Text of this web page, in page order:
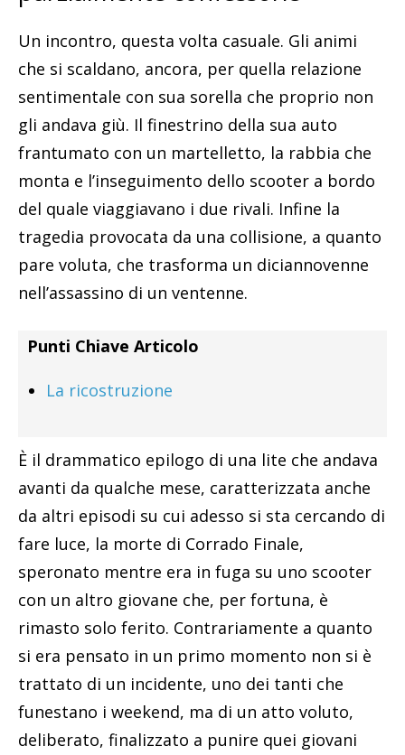
Un incontro, questa volta casuale. Gli animi
che si scaldano, ancora, per quella relazione
sentimentale con sua sorella che proprio non
gli andava giù. Il finestrino della sua auto
frantumato con un martelletto, la rabbia che
monta e l’inseguimento dello scooter a bordo
del quale viaggiavano i due rivali. Infine la
tragedia provocata da una collisione, a quanto
pare voluta, che trasforma un diciannovenne
nell’assassino di un ventenne.
Punti Chiave Articolo
La ricostruzione
È il drammatico epilogo di una lite che andava
avanti da qualche mese, caratterizzata anche
da altri episodi su cui adesso si sta cercando di
fare luce, la morte di Corrado Finale,
speronato mentre era in fuga su uno scooter
con un altro giovane che, per fortuna, è
rimasto solo ferito. Contrariamente a quanto
si era pensato in un primo momento non si è
trattato di un incidente, uno dei tanti che
funestano i weekend, ma di un atto voluto,
deliberato, finalizzato a punire quei giovani